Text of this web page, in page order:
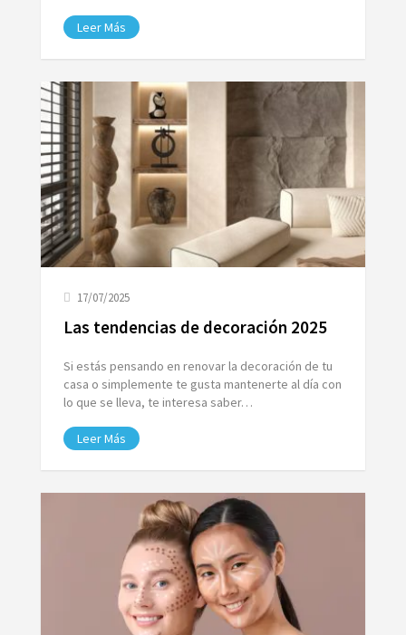
Leer Más
17/07/2025
Las tendencias de decoración 2025
Si estás pensando en renovar la decoración de tu
casa o simplemente te gusta mantenerte al día con
lo que se lleva, te interesa saber…
Leer Más